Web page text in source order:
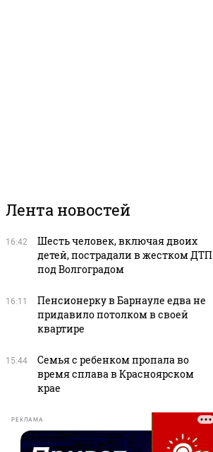
Лента новостей
16:42
Шесть человек, включая двоих
детей, пострадали в жестком ДТП
под Волгоградом
16:11
Пенсионерку в Барнауле едва не
придавило потолком в своей
квартире
15:44
Семья с ребенком пропала во
время сплава в Красноярском
крае
РЕКЛАМА